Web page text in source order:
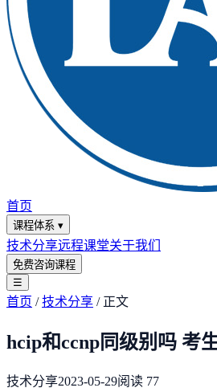
首页
课程体系 ▾
技术分享远程课堂关于我们
免费咨询课程
☰
首页 /技术分享 / 正文
hcip和ccnp同级别吗 考
技术分享2023-05-29阅读 77